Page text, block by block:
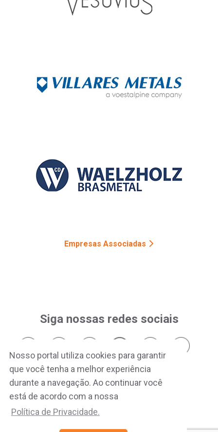
Nosso portal utiliza cookies para garantir
que você tenha a melhor experiência
durante a navegação. Ao continuar você
está de acordo com a nossa
Política de Privacidade.
Empresas Associadas
Siga nossas redes sociais